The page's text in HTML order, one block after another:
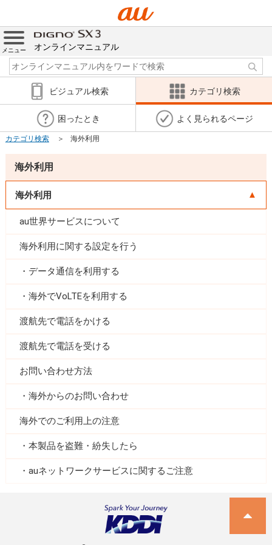
メニュー オンラインマニュアル
ビジュアル検索 カテゴリ検索
困ったとき よく見られるページ
カテゴリ検索 海外利用
海外利用
海外利用
au世界サービスについて
海外利用に関する設定を行う
データ通信を利用する
海外でVoLTEを利用する
渡航先で電話をかける
渡航先で電話を受ける
お問い合わせ方法
海外からのお問い合わせ
海外でのご利用上の注意
本製品を盗難・紛失したら
auネットワークサービスに関するご注意